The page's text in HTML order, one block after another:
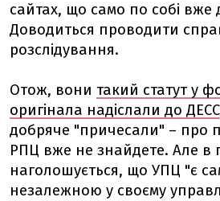
сайтах, що само по собі вже
Доводиться проводити
розслідування.
Отож, вони такий статут у
оригінала надіслали до ДЕСС
добряче "причесали" – про
РПЦ вже не знайдете. Але в
наголошується, що УПЦ "є
незалежною у своєму